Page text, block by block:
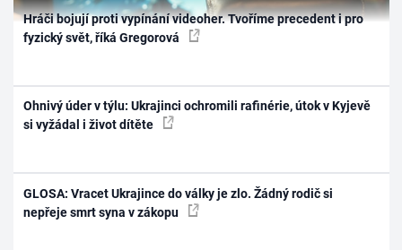
Hráči bojují proti vypínání videoher. Tvoříme precedent i pro
fyzický svět, říká Gregorová
Ohnivý úder v týlu: Ukrajinci ochromili rafinérie, útok v Kyjevě
si vyžádal i život dítěte
GLOSA: Vracet Ukrajince do války je zlo. Žádný rodič si
nepřeje smrt syna v zákopu